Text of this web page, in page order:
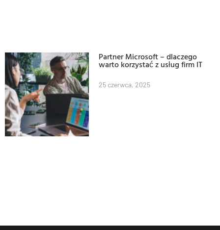
Partner Microsoft – dlaczego
warto korzystać z usług firm IT
25 czerwca, 2025